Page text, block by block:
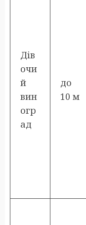
Дів
очи
й
вин
огр
ад
до
10 м